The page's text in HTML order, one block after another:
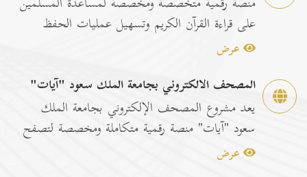
منصة رقمية متخصصة ومخصصة لمساعدة المسلمين
على قراءة القرآن الكريم وتسهيل عمليات الحفظ
والمراجعة عبر...
عرض
المصحف الالكتروني بجامعة الملك سعود "آيات"
يعد مشروع المصحف الإلكتروني بجامعة الملك
سعود "آيات" منصة رقمية متكاملة ومخصصة لتصفح
وقراءة القرآن ا...
عرض